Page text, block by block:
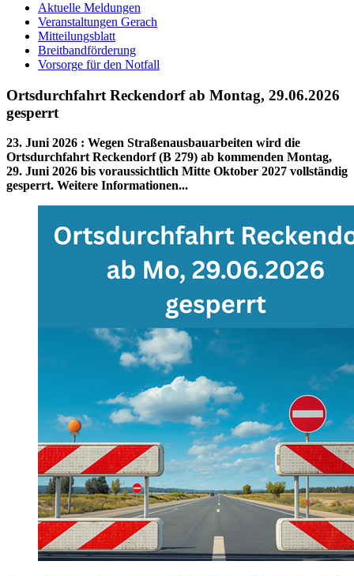
Aktuelle Meldungen
Veranstaltungen Gerach
Mitteilungsblatt
Breitbandförderung
Vorsorge für den Notfall
Ortsdurchfahrt Reckendorf ab Montag, 29.06.2026
gesperrt
23. Juni 2026 : Wegen Straßenausbauarbeiten wird die
Ortsdurchfahrt Reckendorf (B 279) ab kommenden Montag,
29. Juni 2026 bis voraussichtlich Mitte Oktober 2027 vollständig
gesperrt. Weitere Informationen...